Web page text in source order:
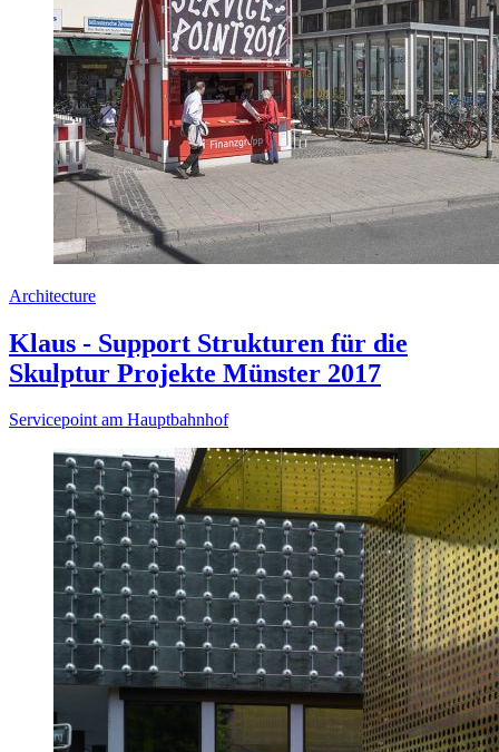
Architecture
Klaus - Support Strukturen für die
Skulptur Projekte Münster 2017
Servicepoint am Hauptbahnhof